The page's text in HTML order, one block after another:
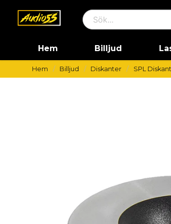
Hem Billjud
Hem Billjud Diskanter SPL